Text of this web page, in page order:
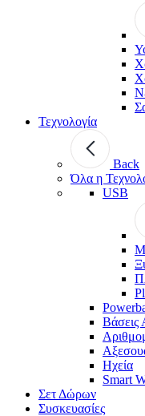
Τεχνολογία
Back
Όλα η
USB
Βάσεις
Ηχεία
Smart
Σετ Δώρων
Συσκευασίες